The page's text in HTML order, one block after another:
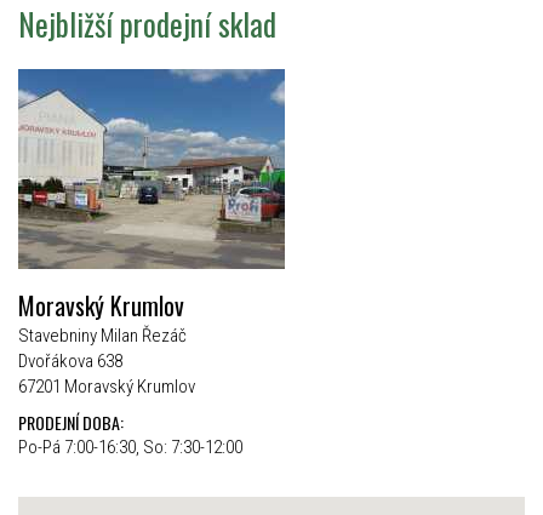
Nejbližší prodejní sklad
Moravský Krumlov
Stavebniny Milan Řezáč
Dvořákova 638
67201 Moravský Krumlov
PRODEJNÍ DOBA:
Po-Pá 7:00-16:30, So: 7:30-12:00